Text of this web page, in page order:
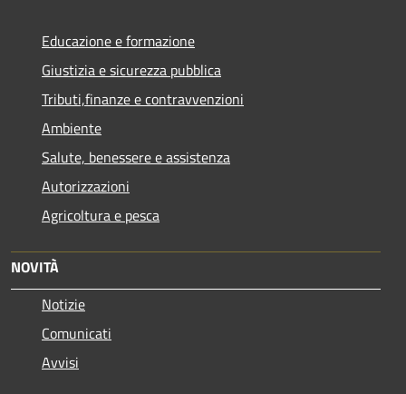
Educazione e formazione
Giustizia e sicurezza pubblica
Tributi,finanze e contravvenzioni
Ambiente
Salute, benessere e assistenza
Autorizzazioni
Agricoltura e pesca
NOVITÀ
Notizie
Comunicati
Avvisi